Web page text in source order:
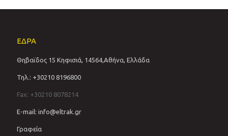
ΕΔΡΑ
Θηβαϊδος 15 Κηφισιά, 14564,Αθήνα, Ελλάδα
Τηλ.: +30210 8196800
Fax: +30210 8078214
E-mail: info@eltrak.gr
Γραφεία